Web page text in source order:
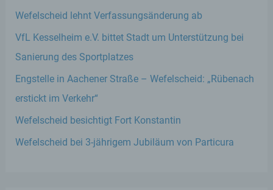
Wefelscheid lehnt Verfassungsänderung ab
VfL Kesselheim e.V. bittet Stadt um Unterstützung bei
Sanierung des Sportplatzes
Engstelle in Aachener Straße – Wefelscheid: „Rübenach
erstickt im Verkehr“
Wefelscheid besichtigt Fort Konstantin
Wefelscheid bei 3-jährigem Jubiläum von Particura